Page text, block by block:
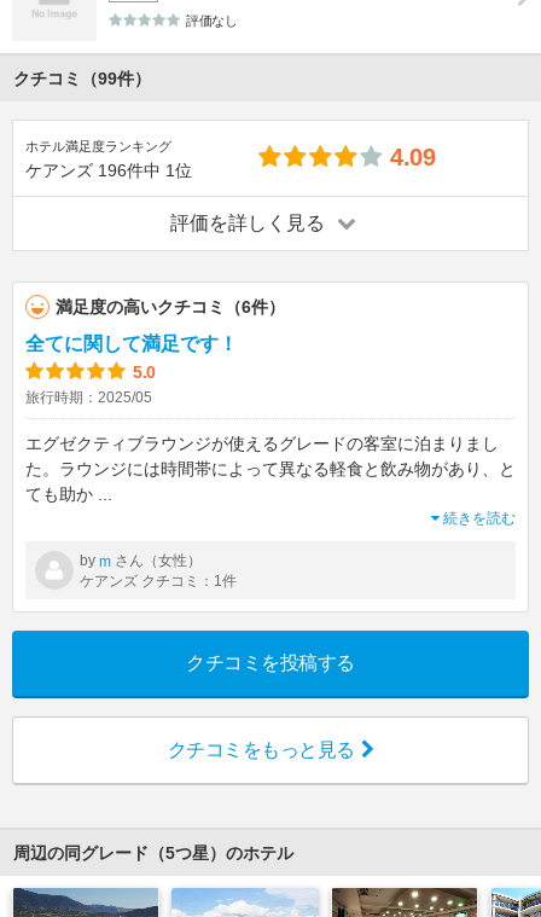
評価なし
クチコミ（99件）
ホテル満足度ランキング
ケアンズ 196件中 1位 4.09
評価を詳しく見る
満足度の高いクチコミ（6件）
全てに関して満足です！
5.0
旅行時期：2025/05
エグゼクティブラウンジが使えるグレードの客室に泊まりまし
た。ラウンジには時間帯によって異なる軽食と飲み物があり、と
ても助か ...
続きを読む
by m さん（女性）
ケアンズ クチコミ：1件
クチコミを投稿する
クチコミをもっと見る
周辺の同グレード（5つ星）のホテル